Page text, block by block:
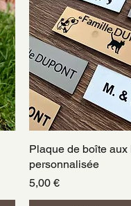
Aperçu
Plaque de boîte aux
personnalisée
Prix
5,00 €